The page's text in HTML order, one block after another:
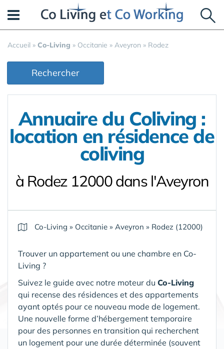
Accueil » Co-Living » Occitanie » Aveyron » Rodez
Rechercher
Annuaire du Coliving :
location en résidence de
coliving
à Rodez 12000 dans l'Aveyron
Co-Living » Occitanie » Aveyron » Rodez (12000)
Trouver un appartement ou une chambre en Co-
Living ?
Suivez le guide avec notre moteur du Co-Living
qui recense des résidences et des appartements
ayant optés pour ce nouveau mode de logement.
Une nouvelle forme d’hébergement temporaire
pour des personnes en transition qui recherchent
un logement pour une durée déterminée (souvent
Panneau de gestion des cookies